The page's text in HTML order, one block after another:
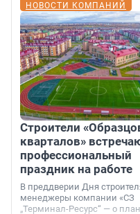
НОВОСТИ КОМПАНИЙ
Строители
кварталов»
профессиональный
праздник на работе
В преддверии Дня
менеджеры компании «СЗ
„Терминал-Ресурс“ — о